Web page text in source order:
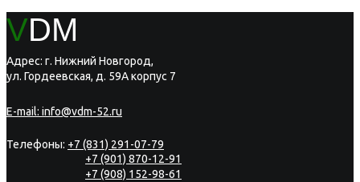
VDM
Адрес: г. Нижний Новгород,
ул. Гордеевская, д. 59А корпус 7
E-mail: info@vdm-52.ru
Телефоны: +7 (831) 291-07-79
+7 (901) 870-12-91
+7 (908) 152-98-61